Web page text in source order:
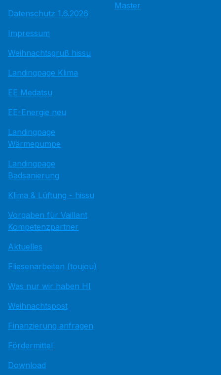
Datenschutz 1.6.2026
Impressum
Weihnachtsgruß hissu
Landingpage Klima
EE Medatsu
EE-Energie neu
Landingpage
Wärmepumpe
Landingpage
Badsanierung
Klima & Lüftung - hissu
Vorgaben für Vaillant
Kompetenzpartner
Aktuelles
Fliesenarbeiten (toujou)
Was nur wir haben HI
Weihnachtspost
Finanzierung anfragen
Fördermittel
Download
Master